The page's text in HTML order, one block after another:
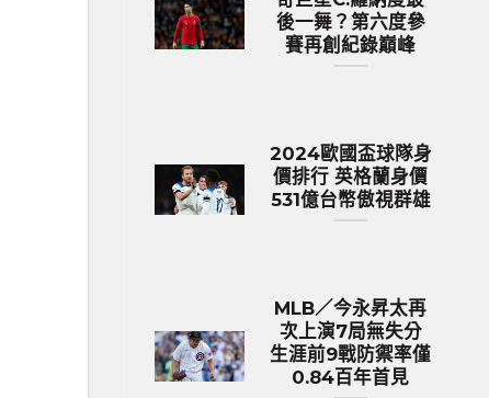
後一舞？第六度參
賽再創紀錄巔峰
2024歐國盃球隊身
價排行 英格蘭身價
531億台幣傲視群雄
MLB／今永昇太再
次上演7局無失分
生涯前9戰防禦率僅
0.84百年首見